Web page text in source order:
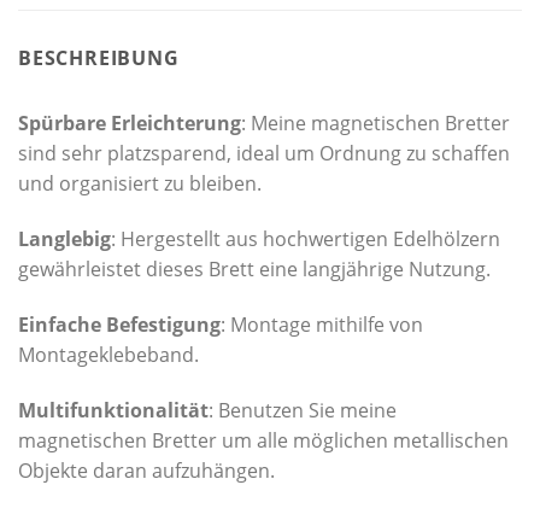
BESCHREIBUNG
Spürbare Erleichterung: Meine magnetischen Bretter
sind sehr platzsparend, ideal um Ordnung zu schaffen
und organisiert zu bleiben.
Langlebig: Hergestellt aus hochwertigen Edelhölzern
gewährleistet dieses Brett eine langjährige Nutzung.
Einfache Befestigung: Montage mithilfe von
Montageklebeband.
Multifunktionalität: Benutzen Sie meine
magnetischen Bretter um alle möglichen metallischen
Objekte daran aufzuhängen.